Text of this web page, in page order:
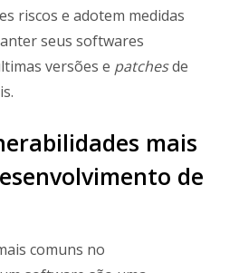
riscos e adotem medidas
seus softwares
versões e patchesde
mais
de
comuns no